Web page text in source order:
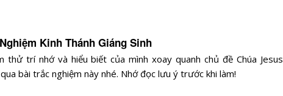
Kinh Thánh Giáng Sinh
thử trí nhớ và hiểu biết của mình xoay quanh chủ đề Chúa Jesus
bài trắc nghiệm này nhé. Nhớ đọc lưu ý trước khi làm!